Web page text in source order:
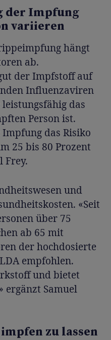
der Impfung
variieren
hängt
ab.
der Impfstoff auf
Influenzaviren
das
Person ist.
das Risiko
25 bis 80 Prozent
Frey.
und
«Seit
über 75
ab 65 mit
der hochdosierte
empfohlen.
und bietet
ergänzt Samuel
zu lassen